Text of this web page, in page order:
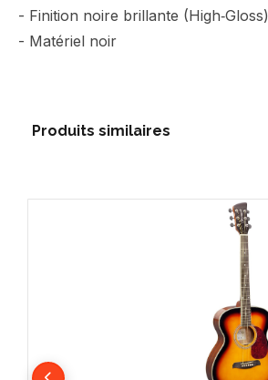
- Finition noire brillante (High‑Gloss)
- Matériel noir
Produits similaires